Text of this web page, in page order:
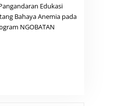
Edukasi
Bahaya Anemia pada
NGOBATAN